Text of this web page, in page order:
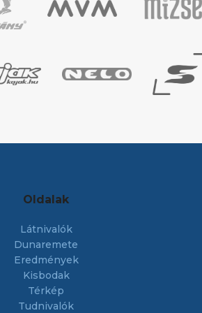
Oldalak
Látnivalók
Dunaremete
Eredmények
Kisbodak
Térkép
Tudnivalók